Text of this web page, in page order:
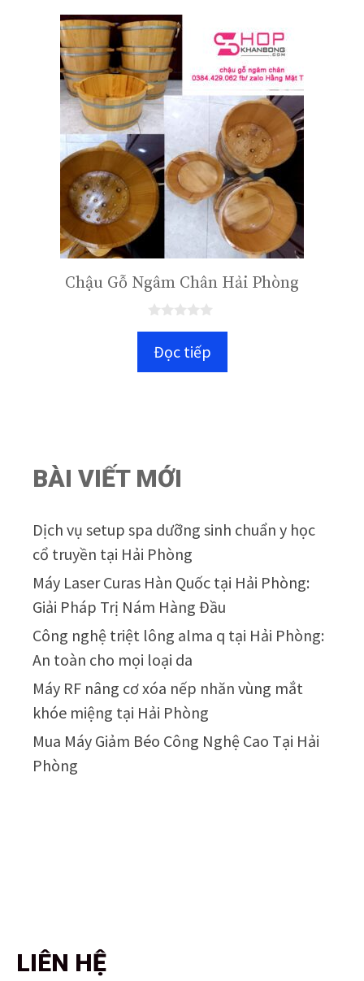
Chậu Gỗ Ngâm Chân Hải Phòng
gĐọc tiếp
BÀI VIẾT MỚI
Dịch vụ setup spa dưỡng sinh chuẩn y học
cổ truyền tại Hải Phòng
Máy Laser Curas Hàn Quốc tại Hải Phòng:
Giải Pháp Trị Nám Hàng Đầu
Công nghệ triệt lông alma q tại Hải Phòng:
An toàn cho mọi loại da
Máy RF nâng cơ xóa nếp nhăn vùng mắt
khóe miệng tại Hải Phòng
Mua Máy Giảm Béo Công Nghệ Cao Tại Hải
Phòng
LIÊN HỆ